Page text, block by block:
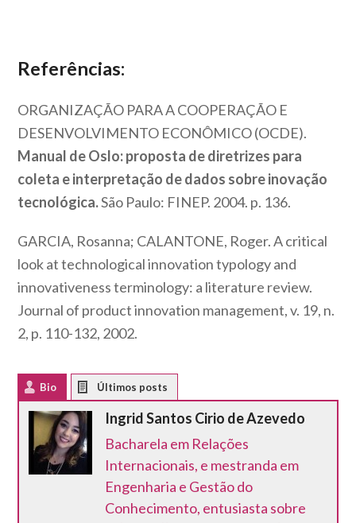
Referências:
ORGANIZAÇÃO PARA A COOPERAÇÃO E
DESENVOLVIMENTO ECONÔMICO (OCDE).
Manual de Oslo: proposta de diretrizes para
coleta e interpretação de dados sobre inovação
tecnológica.São Paulo: FINEP. 2004. p. 136.
GARCIA, Rosanna; CALANTONE, Roger. A critical
look at technological innovation typology and
innovativeness terminology: a literature review.
Journal of product innovation management, v. 19, n.
2, p. 110-132, 2002.
Bio
Ingrid Santos Cirio de Azevedo
Bacharela em Relações
Internacionais, e mestranda em
Engenharia e Gestão do
Conhecimento, entusiasta sobre